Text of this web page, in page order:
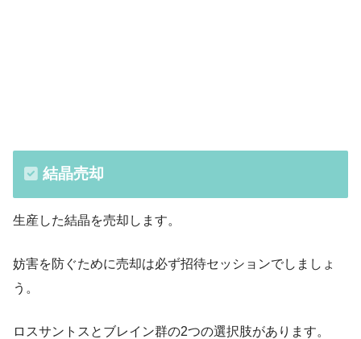
・原材料投下
結晶売却
生産した結晶を売却します。
妨害を防ぐために売却は必ず招待セッションでしましょ
う。
ロスサントスとブレイン群の2つの選択肢があります。